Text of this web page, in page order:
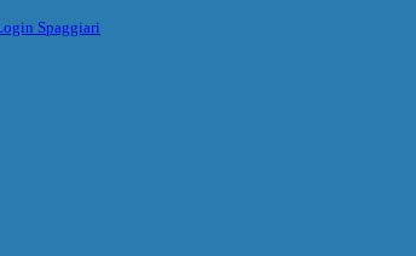
Spaggiari